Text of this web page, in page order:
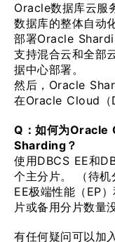
Oracle数据库云服
数据库的整体自动
部署Oracle
支持混合云和全部
据中心部署。
然后，Oracle
在Oracle Cloud（
Q：如何为Oracle
Sharding？
使用DBCS EE和
个主分片。 （待机
EE极端性能（EP
片或备用分片数量
有任何疑问可以加